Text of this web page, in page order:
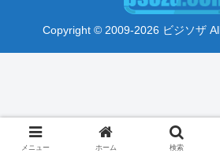
Copyright © 2009-2026 ビジソザ
メニュー ホーム 検索